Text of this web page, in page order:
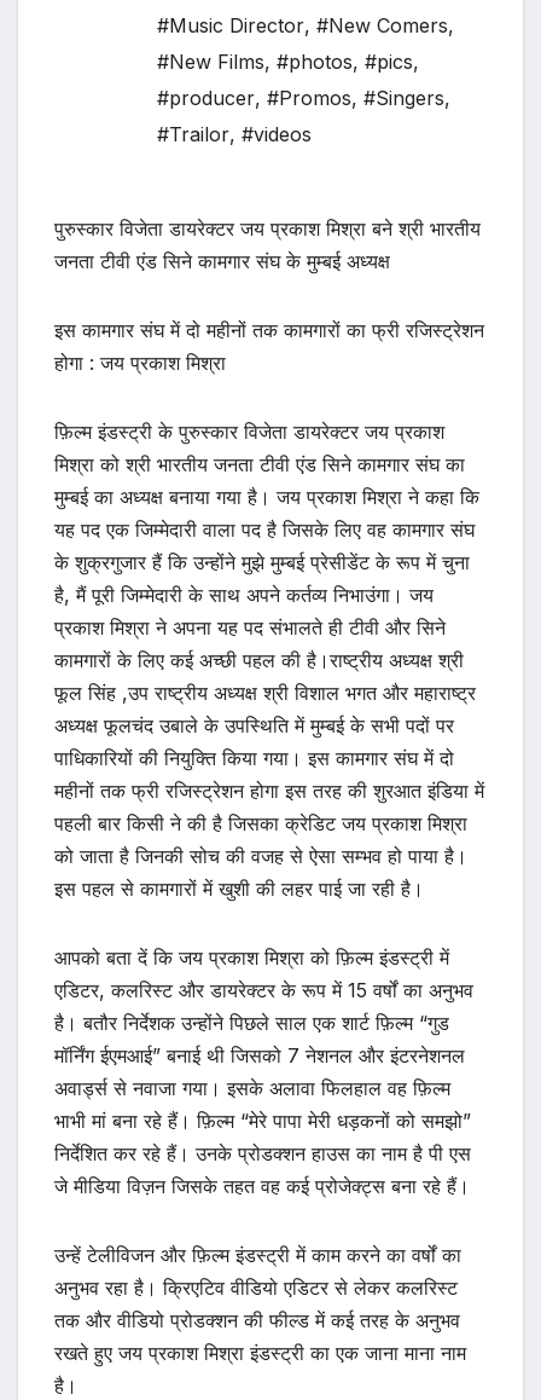
#Music Director, #New Comers,
#New Films, #photos, #pics,
#producer, #Promos, #Singers,
#Trailor, #videos
पुरुस्कार विजेता डायरेक्टर जय प्रकाश मिश्रा बने श्री भारतीय
जनता टीवी एंड सिने कामगार संघ के मुम्बई अध्यक्ष
इस कामगार संघ में दो महीनों तक कामगारों का फ्री रजिस्ट्रेशन
होगा : जय प्रकाश मिश्रा
फ़िल्म इंडस्ट्री के पुरुस्कार विजेता डायरेक्टर जय प्रकाश
मिश्रा को श्री भारतीय जनता टीवी एंड सिने कामगार संघ का
मुम्बई का अध्यक्ष बनाया गया है। जय प्रकाश मिश्रा ने कहा कि
यह पद एक जिम्मेदारी वाला पद है जिसके लिए वह कामगार संघ
के शुक्रगुजार हैं कि उन्होंने मुझे मुम्बई प्रेसीडेंट के रूप में चुना
है, मैं पूरी जिम्मेदारी के साथ अपने कर्तव्य निभाउंगा। जय
प्रकाश मिश्रा ने अपना यह पद संभालते ही टीवी और सिने
कामगारों के लिए कई अच्छी पहल की है।राष्ट्रीय अध्यक्ष श्री
फूल सिंह ,उप राष्ट्रीय अध्यक्ष श्री विशाल भगत और महाराष्ट्र
अध्यक्ष फूलचंद उबाले के उपस्थिति में मुम्बई के सभी पदों पर
पाधिकारियों की नियुक्ति किया गया। इस कामगार संघ में दो
महीनों तक फ्री रजिस्ट्रेशन होगा इस तरह की शुरआत इंडिया में
पहली बार किसी ने की है जिसका क्रेडिट जय प्रकाश मिश्रा
को जाता है जिनकी सोच की वजह से ऐसा सम्भव हो पाया है।
इस पहल से कामगारों में खुशी की लहर पाई जा रही है।
आपको बता दें कि जय प्रकाश मिश्रा को फ़िल्म इंडस्ट्री में
एडिटर, कलरिस्ट और डायरेक्टर के रूप में 15 वर्षों का अनुभव
है। बतौर निर्देशक उन्होंने पिछले साल एक शार्ट फ़िल्म “गुड
मॉर्निंग ईएमआई” बनाई थी जिसको 7 नेशनल और इंटरनेशनल
अवार्ड्स से नवाजा गया। इसके अलावा फिलहाल वह फ़िल्म
भाभी मां बना रहे हैं। फ़िल्म “मेरे पापा मेरी धड़कनों को समझो”
निर्देशित कर रहे हैं। उनके प्रोडक्शन हाउस का नाम है पी एस
जे मीडिया विज़न जिसके तहत वह कई प्रोजेक्ट्स बना रहे हैं।
उन्हें टेलीविजन और फ़िल्म इंडस्ट्री में काम करने का वर्षों का
अनुभव रहा है। क्रिएटिव वीडियो एडिटर से लेकर कलरिस्ट
तक और वीडियो प्रोडक्शन की फील्ड में कई तरह के अनुभव
रखते हुए जय प्रकाश मिश्रा इंडस्ट्री का एक जाना माना नाम
है।